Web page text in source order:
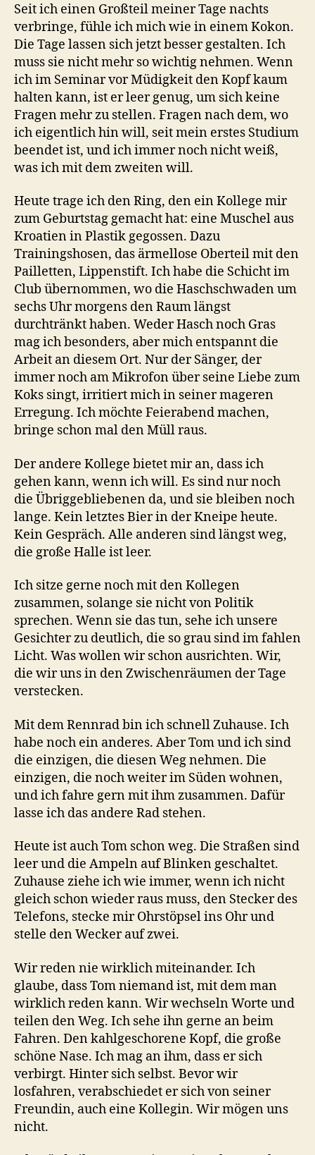
Seit ich einen Großteil meiner Tage nachts
verbringe, fühle ich mich wie in einem Kokon.
Die Tage lassen sich jetzt besser gestalten. Ich
muss sie nicht mehr so wichtig nehmen. Wenn
ich im Seminar vor Müdigkeit den Kopf kaum
halten kann, ist er leer genug, um sich keine
Fragen mehr zu stellen. Fragen nach dem, wo
ich eigentlich hin will, seit mein erstes Studium
beendet ist, und ich immer noch nicht weiß,
was ich mit dem zweiten will.
Heute trage ich den Ring, den ein Kollege mir
zum Geburtstag gemacht hat: eine Muschel aus
Kroatien in Plastik gegossen. Dazu
Trainingshosen, das ärmellose Oberteil mit den
Pailletten, Lippenstift. Ich habe die Schicht im
Club übernommen, wo die Haschschwaden um
sechs Uhr morgens den Raum längst
durchtränkt haben. Weder Hasch noch Gras
mag ich besonders, aber mich entspannt die
Arbeit an diesem Ort. Nur der Sänger, der
immer noch am Mikrofon über seine Liebe zum
Koks singt, irritiert mich in seiner mageren
Erregung. Ich möchte Feierabend machen,
bringe schon mal den Müll raus.
Der andere Kollege bietet mir an, dass ich
gehen kann, wenn ich will. Es sind nur noch
die Übriggebliebenen da, und sie bleiben noch
lange. Kein letztes Bier in der Kneipe heute.
Kein Gespräch. Alle anderen sind längst weg,
die große Halle ist leer.
Ich sitze gerne noch mit den Kollegen
zusammen, solange sie nicht von Politik
sprechen. Wenn sie das tun, sehe ich unsere
Gesichter zu deutlich, die so grau sind im fahlen
Licht. Was wollen wir schon ausrichten. Wir,
die wir uns in den Zwischenräumen der Tage
verstecken.
Mit dem Rennrad bin ich schnell Zuhause. Ich
habe noch ein anderes. Aber Tom und ich sind
die einzigen, die diesen Weg nehmen. Die
einzigen, die noch weiter im Süden wohnen,
und ich fahre gern mit ihm zusammen. Dafür
lasse ich das andere Rad stehen.
Heute ist auch Tom schon weg. Die Straßen sind
leer und die Ampeln auf Blinken geschaltet.
Zuhause ziehe ich wie immer, wenn ich nicht
gleich schon wieder raus muss, den Stecker des
Telefons, stecke mir Ohrstöpsel ins Ohr und
stelle den Wecker auf zwei.
Wir reden nie wirklich miteinander. Ich
glaube, dass Tom niemand ist, mit dem man
wirklich reden kann. Wir wechseln Worte und
teilen den Weg. Ich sehe ihn gerne an beim
Fahren. Den kahlgeschorene Kopf, die große
schöne Nase. Ich mag an ihm, dass er sich
verbirgt. Hinter sich selbst. Bevor wir
losfahren, verabschiedet er sich von seiner
Freundin, auch eine Kollegin. Wir mögen uns
nicht.